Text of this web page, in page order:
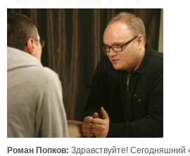
Роман Попков: Здравствуйте! Сегодняшний